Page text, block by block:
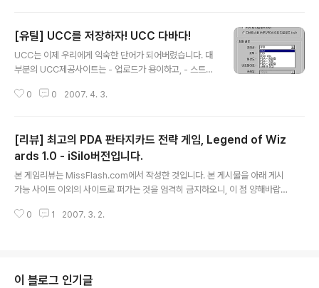
니다만, 좀 더 쉽게 Copy & Paste를 할 수 있지요...) 그
러다가 투데이스피피씨 작은가수님의 도움으로 "QCli
p"라는 프로그램을 알게되었습니다. 실행 파일 하나로 실
있는 점, 게다가 프리웨어라는 막강한 장점 덕분에 한동안
[유틸] UCC를 저장하자! UCC 다바다!
UCC는 이제 우리에게 익숙한 단어가 되어버렸습니다. 대
부분의 UCC제공사이트는 - 업로드가 용이하고, - 스트리
를 이용합니다. 그래서 인기 UCC를 감상하기 위해서는 해
로그램 이름은 "UCC 다바다" 제대로 멋지네요... 우선 다
운받아 볼까요? 0. 프로그램 다운로드 1. 프로그램 설치 다
음, 다음 몇 번 클릭하면 쉽게 설치를 완료하실 수 있습니
다. ^^; 2. 프로그램 활용 일단 프로그램을 실행해 볼까요?
부테 보면 탭이 4개가 있고, 대표 UCC사이트 명이 써있습
0 0 2007. 4. 3.
[리뷰] 최고의 PDA 판타지카드 전략 게임, Legend of Wiz
ards 1.0 - iSilo버전입니다.
본 게임리뷰는 MissFlash.com에서 작성한 것입니다. 본 게시물을 아래 게시
가능 사이트 이외의 사이트로 퍼가는 것을 엄격히 금지하오니, 이 점 양해바랍
g.MissFlash.com (http://blog.missflash.com) 하이엔드PDA (http://w
랍니다.
0 1 2007. 3. 2.
이 블로그 인기글